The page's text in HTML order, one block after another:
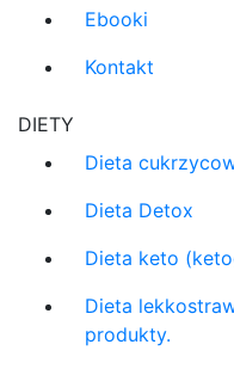
Ebooki
Kontakt
DIETY
Dieta
Dieta Detox
Dieta keto
Dieta
produkty.